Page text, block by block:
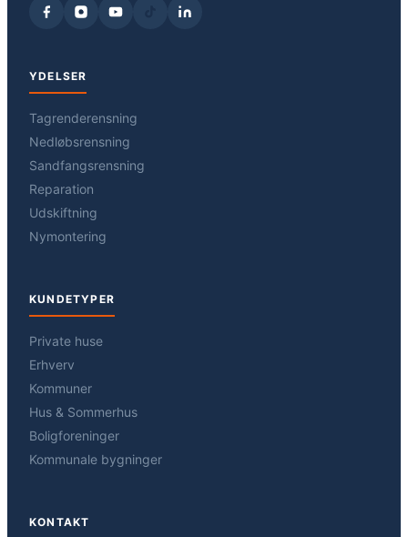
YDELSER
Tagrenderensning
Nedløbsrensning
Sandfangsrensning
Reparation
Udskiftning
Nymontering
KUNDETYPER
Private huse
Erhverv
Kommuner
Hus & Sommerhus
Boligforeninger
Kommunale bygninger
KONTAKT